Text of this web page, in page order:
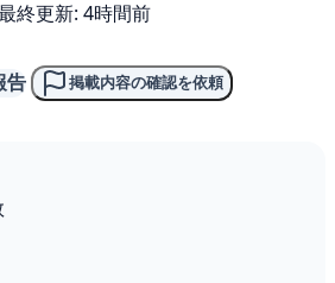
終更新: 4時間前
告 掲載内容の確認を依頼